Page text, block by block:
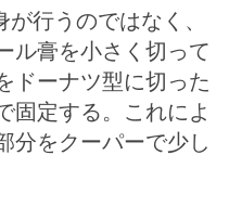
行うのではなく、
ル膏を小さく切って
ドーナツ型に切った
固定する。これによ
分をクーパーで少し